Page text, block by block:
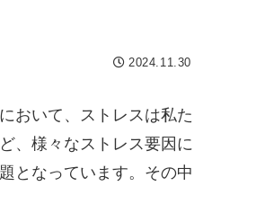
2024.11.30
おいて、ストレスは私た
、様々なストレス要因に
となっています。その中